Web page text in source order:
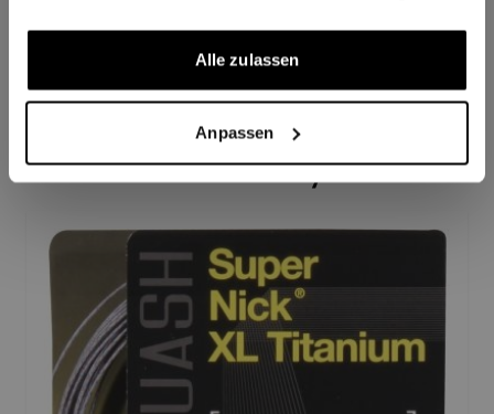
Alle zulassen
Anpassen
10 m
Mehr von Ashaway: